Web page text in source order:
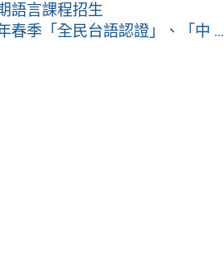
語言課程招生
春季「全民台語認證」、「中 ...